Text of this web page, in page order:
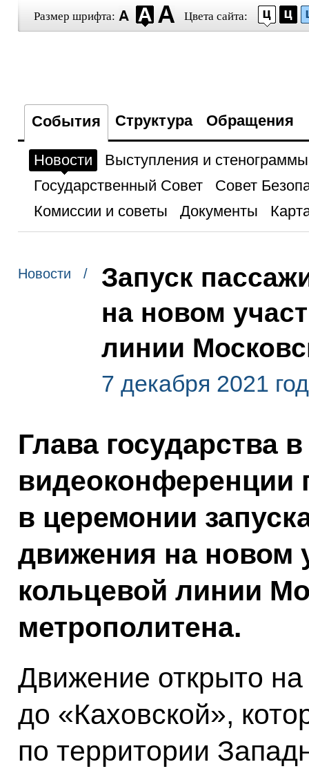
Размер шрифта: Цвета сайта:
События Структура Обращения
Новости
Выступления и стенограммы
Государственный Совет
Совет
Комиссии и советы
Документы
Новости /
Запуск
на новом
линии
7 декабря 2021
Глава государства
видеоконференции
в церемонии
движения на новом
кольцевой линии
метрополитена.
Движение открыто
до «Каховской»,
по территории